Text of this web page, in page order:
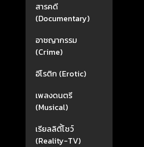
สารคดี
(Documentary)
อาชญากรรม
(Crime)
อีโรติก (Erotic)
เพลงดนตรี
(Musical)
เรียลลิตี้โชว์
(Reality-TV)